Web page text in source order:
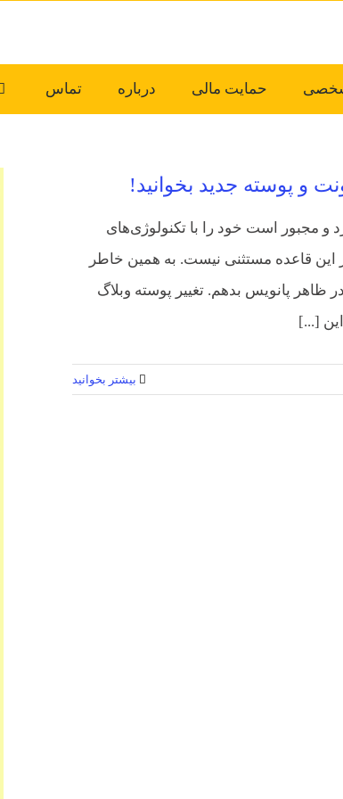
حمایت مالی درباره تماس
و پوسته جدید بخوانید!
و مجبور است خود را با تکنولوژی‌های
این قاعده مستثنی نیست. به همین خاطر
ظاهر پانویس بدهم. تغییر پوسته وبلاگ
[...]
بیشتر بخوانید